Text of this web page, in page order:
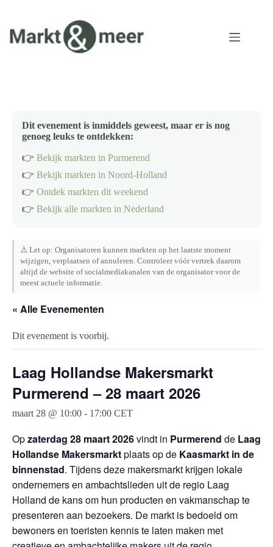
inhoud
Dit evenement is inmiddels geweest, maar er is nog
genoeg leuks te ontdekken:
👉 Bekijk markten in Purmerend
👉 Bekijk markten in Noord-Holland
👉 Ontdek markten dit weekend
👉 Bekijk alle markten in Nederland
⚠️ Let op: Organisatoren kunnen markten op het laatste moment
wijzigen, verplaatsen of annuleren. Controleer vóór vertrek daarom
altijd de website of socialmediakanalen van de organisator voor de
meest actuele informatie.
« Alle Evenementen
Dit evenement is voorbij.
Laag Hollandse Makersmarkt
Purmerend – 28 maart 2026
maart 28 @ 10:00 - 17:00 CET
Opzaterdag 28 maart 2026vindt in Purmerend de Laag
Hollandse Makersmarktplaats op de Kaasmarkt in de
binnenstad. Tijdens deze makersmarkt krijgen lokale
ondernemers en ambachtslieden uit de regio Laag
Holland de kans om hun producten en vakmanschap te
presenteren aan bezoekers. De markt is bedoeld om
bewoners en toeristen kennis te laten maken met